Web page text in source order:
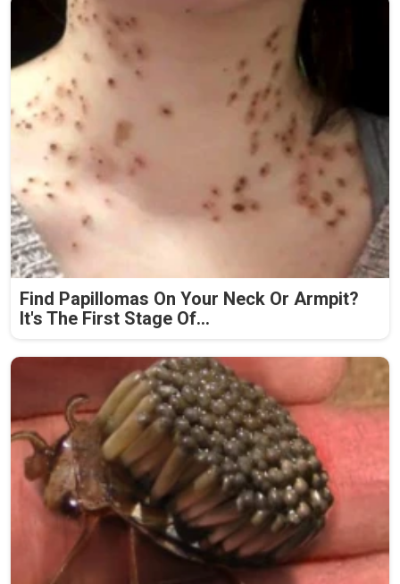
Find Papillomas On Your Neck Or Armpit?
It's The First Stage Of...